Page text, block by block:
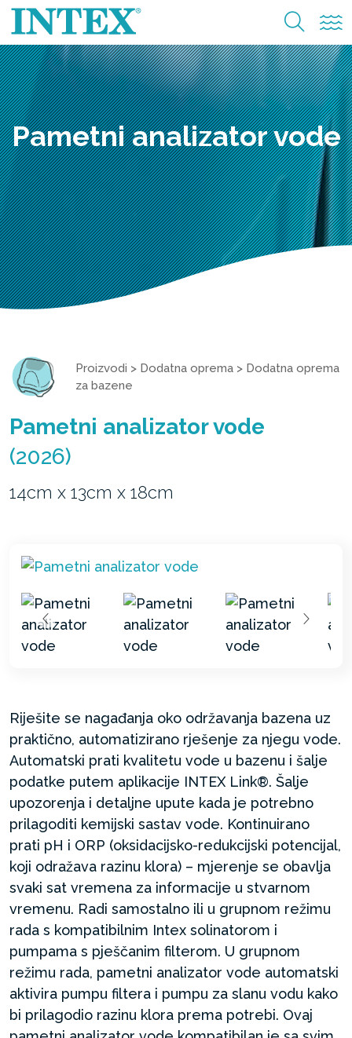
Pametni analizator vode
Proizvodi > Dodatna oprema > Dodatna oprema
za bazene
Pametni analizator vode
(2026)
14cm x 13cm x 18cm
Riješite se nagađanja oko održavanja bazena uz
praktično, automatizirano rješenje za njegu vode.
Automatski prati kvalitetu vode u bazenu i šalje
podatke putem aplikacije INTEX Link®. Šalje
upozorenja i detaljne upute kada je potrebno
prilagoditi kemijski sastav vode. Kontinuirano
prati pH i ORP (oksidacijsko-redukcijski potencijal,
koji odražava razinu klora) – mjerenje se obavlja
svaki sat vremena za informacije u stvarnom
vremenu. Radi samostalno ili u grupnom režimu
rada s kompatibilnim Intex solinatorom i
pumpama s pješčanim filterom. U grupnom
režimu rada, pametni analizator vode automatski
aktivira pumpu filtera i pumpu za slanu vodu kako
bi prilagodio razinu klora prema potrebi. Ovaj